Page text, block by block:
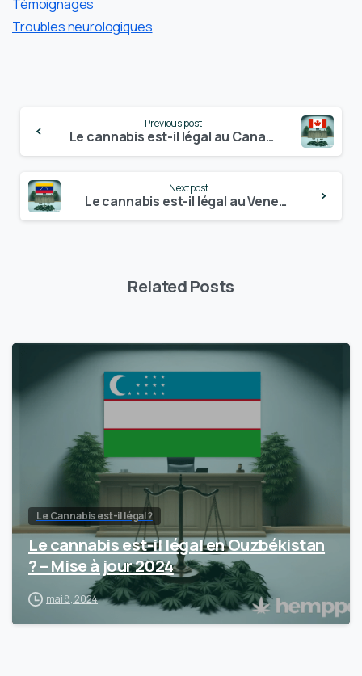
Témoignages
Troubles neurologiques
Reading
Previous post
Le cannabis est-il légal au Canada ? – Mise à jour 2024
Next post
Le cannabis est-il légal au Venezuela ? – Mise à jour 2024
Related Posts
Le Cannabis est-il légal ?
Le cannabis est-il légal en Ouzbékistan
? – Mise à jour 2024
mai 8, 2024